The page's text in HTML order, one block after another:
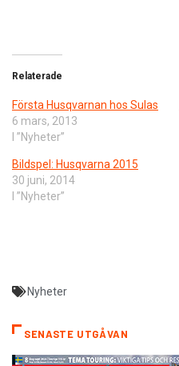
Relaterade
Första Husqvarnan hos Sulas
6 mars, 2013
I ”Nyheter”
Bildspel: Husqvarna 2015
30 juni, 2014
I ”Nyheter”
Nyheter
SENASTE UTGÅVAN